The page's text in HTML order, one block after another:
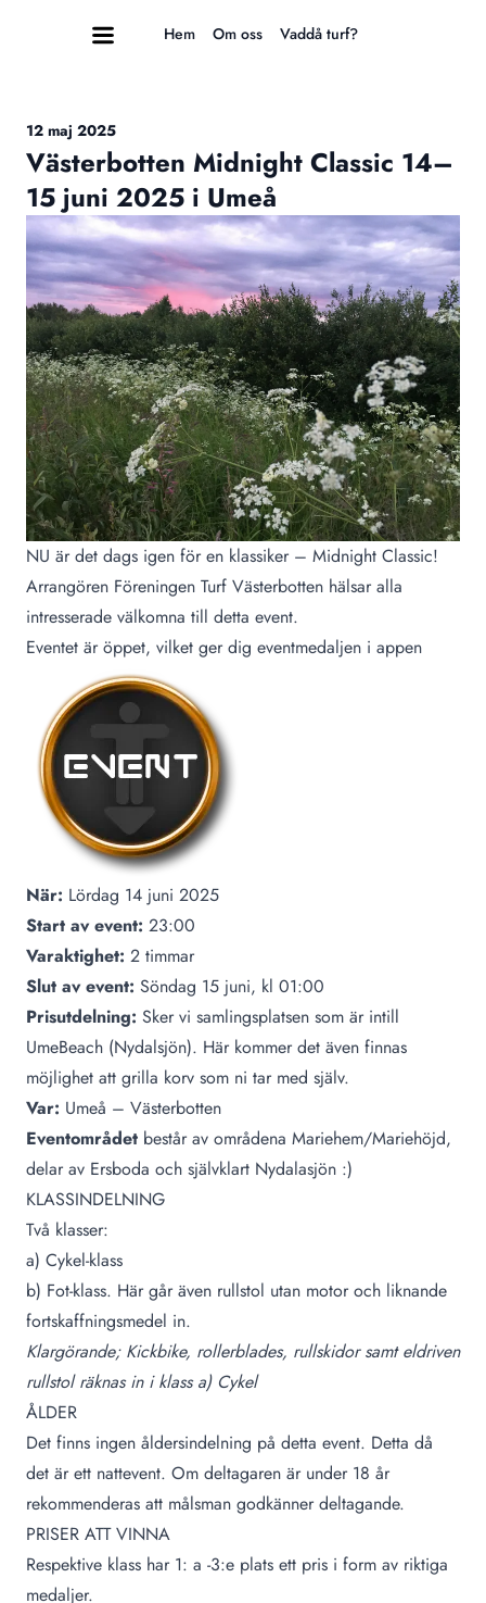
Hem Om oss Vaddå turf?
12 maj 2025
Västerbotten Midnight Classic 14–
15 juni 2025 i Umeå
NU är det dags igen för en klassiker – Midnight Classic!
Arrangören Föreningen Turf Västerbotten hälsar alla
intresserade välkomna till detta event.
Eventet är öppet, vilket ger dig eventmedaljen i appen
När: Lördag 14 juni 2025
Start av event: 23:00
Varaktighet: 2 timmar
Slut av event: Söndag 15 juni, kl 01:00
Prisutdelning: Sker vi samlingsplatsen som är intill
UmeBeach (Nydalsjön). Här kommer det även finnas
möjlighet att grilla korv som ni tar med själv.
Var: Umeå – Västerbotten
Eventområdet består av områdena Mariehem/Mariehöjd,
delar av Ersboda och självklart Nydalasjön :)
KLASSINDELNING
Två klasser:
a) Cykel-klass
b) Fot-klass. Här går även rullstol utan motor och liknande
fortskaffningsmedel in.
Klargörande; Kickbike, rollerblades, rullskidor samt eldriven
rullstol räknas in i klass a) Cykel
ÅLDER
Det finns ingen åldersindelning på detta event. Detta då
det är ett nattevent. Om deltagaren är under 18 år
rekommenderas att målsman godkänner deltagande.
PRISER ATT VINNA
Respektive klass har 1: a -3:e plats ett pris i form av riktiga
medaljer.